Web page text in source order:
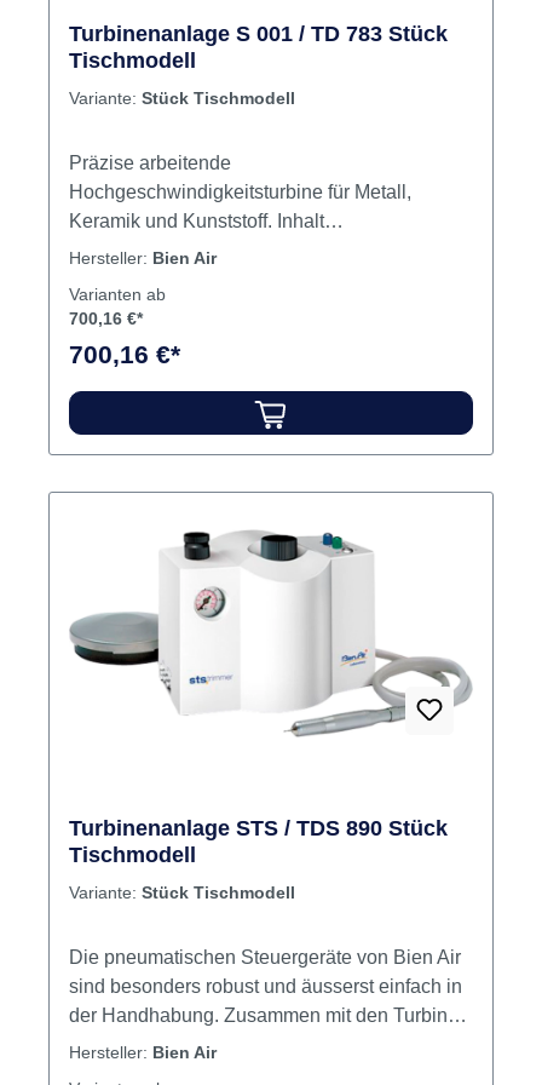
Turbinenanlage S 001 / TD 783 Stück
Tischmodell
Variante: Stück Tischmodell
Präzise arbeitende
Hochgeschwindigkeitsturbine für Metall,
Keramik und Kunststoff. Inhalt
TischmodellStation
Hersteller: Bien Air
Varianten ab
700,16 €*
700,16 €*
Turbinenanlage STS / TDS 890 Stück
Tischmodell
Variante: Stück Tischmodell
Die pneumatischen Steuergeräte von Bien Air
sind besonders robust und äusserst einfach in
der Handhabung. Zusammen mit den Turbinen
bieten sie die ideale Lösung für anspruchsvolle
Hersteller: Bien Air